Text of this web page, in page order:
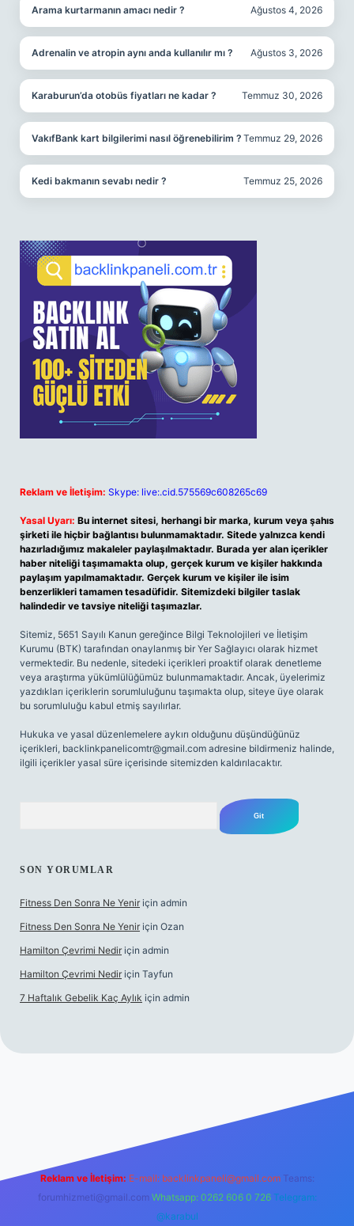
Arama kurtarmanın amacı nedir ? Ağustos 4, 2026
Adrenalin ve atropin aynı anda kullanılır mı ? Ağustos 3, 2026
Karaburun’da otobüs fiyatları ne kadar ? Temmuz 30, 2026
VakıfBank kart bilgilerimi nasıl öğrenebilirim ? Temmuz 29, 2026
Kedi bakmanın sevabı nedir ? Temmuz 25, 2026
Reklam ve İletişim: Skype: live:.cid.575569c608265c69
Yasal Uyarı: Bu internet sitesi, herhangi bir marka, kurum veya şahıs
şirketi ile hiçbir bağlantısı bulunmamaktadır. Sitede yalnızca kendi
hazırladığımız makaleler paylaşılmaktadır. Burada yer alan içerikler
haber niteliği taşımamakta olup, gerçek kurum ve kişiler hakkında
paylaşım yapılmamaktadır. Gerçek kurum ve kişiler ile isim
benzerlikleri tamamen tesadüfidir. Sitemizdeki bilgiler taslak
halindedir ve tavsiye niteliği taşımazlar.
Sitemiz, 5651 Sayılı Kanun gereğince Bilgi Teknolojileri ve İletişim
Kurumu (BTK) tarafından onaylanmış bir Yer Sağlayıcı olarak hizmet
vermektedir. Bu nedenle, sitedeki içerikleri proaktif olarak denetleme
veya araştırma yükümlülüğümüz bulunmamaktadır. Ancak, üyelerimiz
yazdıkları içeriklerin sorumluluğunu taşımakta olup, siteye üye olarak
bu sorumluluğu kabul etmiş sayılırlar.
Hukuka ve yasal düzenlemelere aykırı olduğunu düşündüğünüz
içerikleri, backlinkpanelicomtr@gmail.com adresine bildirmeniz halinde,
ilgili içerikler yasal süre içerisinde sitemizden kaldırılacaktır.
SON YORUMLAR
Fitness Den Sonra Ne Yenir için admin
Fitness Den Sonra Ne Yenir için Ozan
Hamilton Çevrimi Nedir için admin
Hamilton Çevrimi Nedir için Tayfun
7 Haftalık Gebelik Kaç Aylık için admin
Reklam ve İletişim: E-mail: backlinkpaneli@gmail.com Teams:
forumhizmeti@gmail.com Whatsapp: 0262 606 0 726 Telegram:
@karabul